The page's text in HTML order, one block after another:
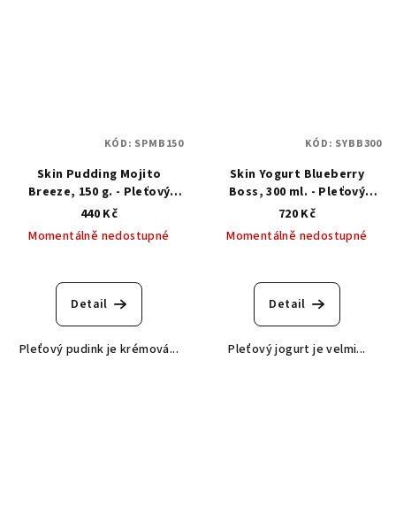
Skin Pudding Mojito
Breeze, 150 g. - Pleťový
pudink mojito koktejl
440 Kč
Momentálně nedostupné
Detail
Pleťový pudink je krémová...
KÓD: SPMB150
Skin Yogurt Blueberry
Boss, 300 ml. - Pleťový
jogurt borůvkový boss
720 Kč
Momentálně nedostupné
Detail
Pleťový jogurt je velmi...
KÓD: SYBB300